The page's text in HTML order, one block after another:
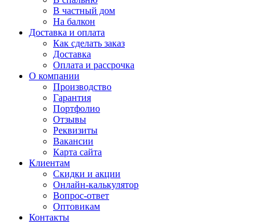
В частный дом
На балкон
Доставка и оплата
Как сделать заказ
Доставка
Оплата и рассрочка
О компании
Производство
Гарантия
Портфолио
Отзывы
Реквизиты
Вакансии
Карта сайта
Клиентам
Скидки и акции
Онлайн-калькулятор
Вопрос-ответ
Оптовикам
Контакты